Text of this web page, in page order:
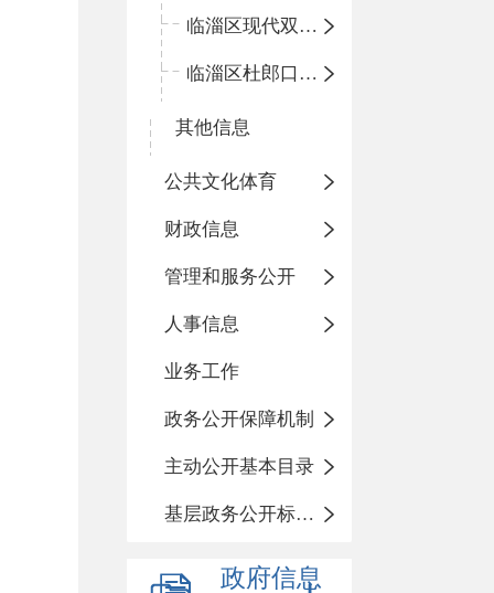
临淄区现代双语学校
临淄区杜郎口小学
其他信息
公共文化体育
财政信息
管理和服务公开
人事信息
业务工作
政务公开保障机制
主动公开基本目录
基层政务公开标准化目录
政府信息